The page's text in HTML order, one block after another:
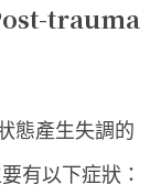
trauma
態產生失調的
有以下症狀：